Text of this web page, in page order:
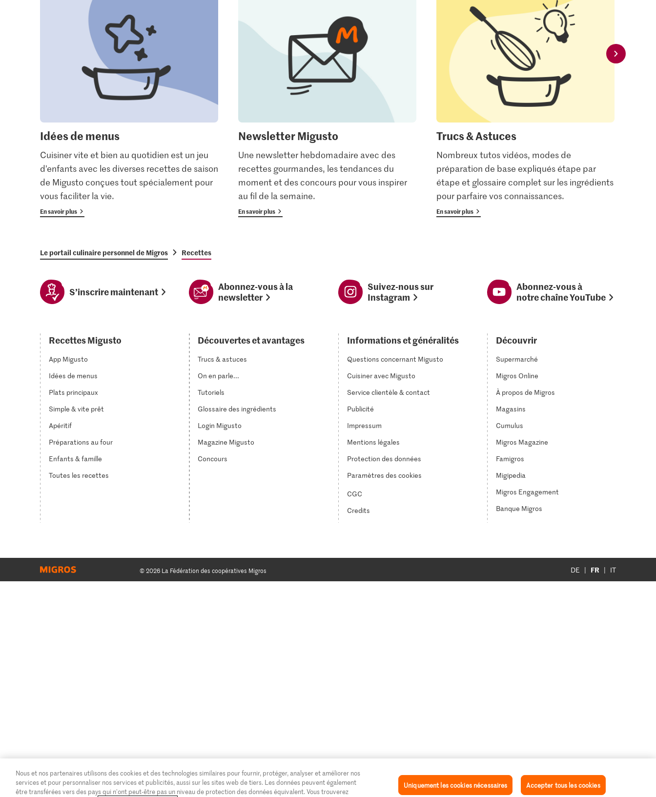
Idées de menus
Cuisiner vite et bien au quotidien est un jeu
d’enfants avec les diverses recettes de saison
de Migusto conçues tout spécialement pour
vous faciliter la vie.
En savoir plus
Newsletter Migusto
Une newsletter hebdomadaire avec des
recettes gourmandes, les tendances du
moment et des concours pour vous inspirer
au fil de la semaine.
En savoir plus
Trucs & Astuces
Nombreux tutos vidéos, modes de
préparation de base expliqués étape par
étape et glossaire complet sur les ingrédients
pour parfaire vos connaissances.
En savoir plus
Le portail culinaire personnel de Migros Recettes
S’inscrire maintenant
Abonnez-vous à la
newsletter
Suivez-nous sur
Instagram
Abonnez-vous à
notre chaîne YouTube
Recettes Migusto
App Migusto
Idées de menus
Plats principaux
Simple & vite prêt
Apéritif
Préparations au four
Enfants & famille
Toutes les recettes
Découvertes et avantages
Trucs & astuces
On en parle...
Tutoriels
Glossaire des ingrédients
Login Migusto
Magazine Migusto
Concours
Informations et généralités
Questions concernant Migusto
Cuisiner avec Migusto
Service clientèle & contact
Publicité
Impressum
Mentions légales
Protection des données
Paramètres des cookies
CGC
Credits
Découvrir
Supermarché
Migros Online
À propos de Migros
Magasins
Cumulus
Migros Magazine
Famigros
Migipedia
Migros Engagement
Banque Migros
© 2026 La Fédération des coopératives Migros DE FR IT
Nous et nos partenaires utilisons des cookies et des technologies similaires pour fournir, protéger, analyser et améliorer nos
services et pour personnaliser nos services et publicités, aussi sur les sites web de tiers. Les données peuvent également
être transférées vers des pays qui n'ont peut-être pas un niveau de protection des données équivalent. Vous trouverez
Uniquement les cookies nécessaires Accepter tous les cookies